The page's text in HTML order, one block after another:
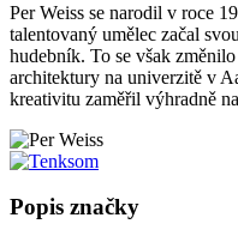
Per Weiss se narodil v roce
talentovaný umělec začal
hudebník. To se však
architektury na univerzitě v
kreativitu zaměřil výhradně
Popis značky